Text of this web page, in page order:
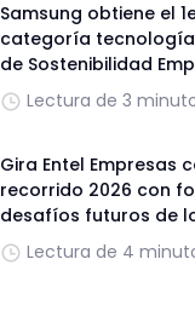
Samsung obtiene el
categoría
de Sostenibilidad
Lectura de 3
Gira Entel Empresas
recorrido 2026 con
desafíos futuros de
Lectura de 4